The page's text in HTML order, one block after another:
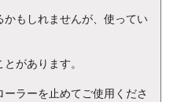
かもしれませんが、使ってい
があります。
ラーを止めてご使用くださ